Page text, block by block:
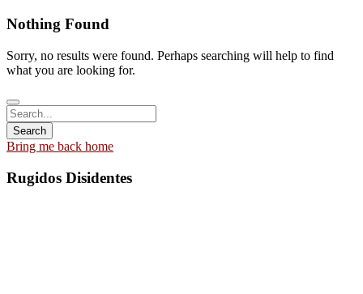
Nothing Found
Sorry, no results were found. Perhaps searching will help to find
what you are looking for.
Bring me back home
Rugidos Disidentes